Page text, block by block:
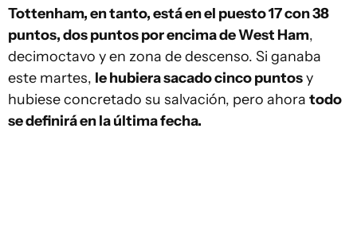
Tottenham, en tanto, está en el puesto 17 con 38
puntos, dos puntos por encima de West Ham,
decimoctavo y en zona de descenso. Si ganaba
este martes, le hubiera sacado cinco puntosy
hubiese concretado su salvación, pero ahora todo
se definirá en la última fecha.